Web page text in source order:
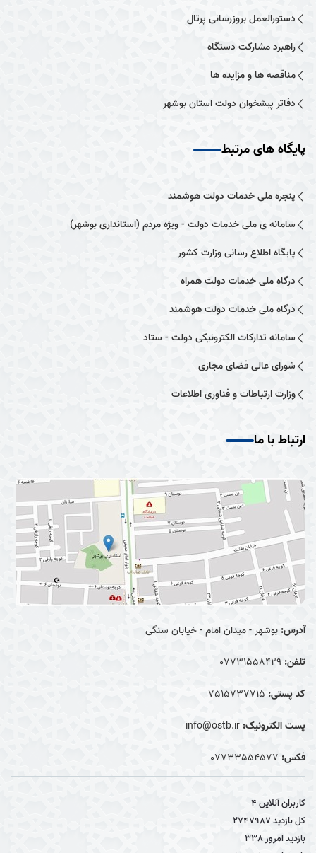
دستورالعمل بروزرسانی پرتال
راهبرد مشارکت دستگاه
مناقصه ها و مزایده ها
دفاتر پیشخوان دولت استان بوشهر
پایگاه های مرتبط
پنجره ملی خدمات دولت هوشمند
سامانه ی ملی خدمات دولت - ویژه مردم (استانداری بوشهر)
پایگاه اطلاع رسانی وزارت کشور
درگاه ملی خدمات دولت همراه
درگاه ملی خدمات دولت هوشمند
سامانه تدارکات الکترونیکی دولت - ستاد
شورای عالی فضای مجازی
وزارت ارتباطات و فناوری اطلاعات
ارتباط با ما
آدرس: بوشهر - میدان امام - خیابان سنگی
تلفن: 07731558429
کد پستی: 7515737715
پست الکترونیک: info@ostb.ir
فکس: 07733554577
کاربران آنلاین4
کل بازدید2747987
بازدید امروز338